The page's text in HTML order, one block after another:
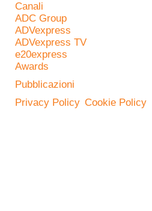
Canali
ADC Group
ADVexpress
ADVexpress TV
e20express
Awards
Pubblicazioni
Privacy Policy Cookie Policy